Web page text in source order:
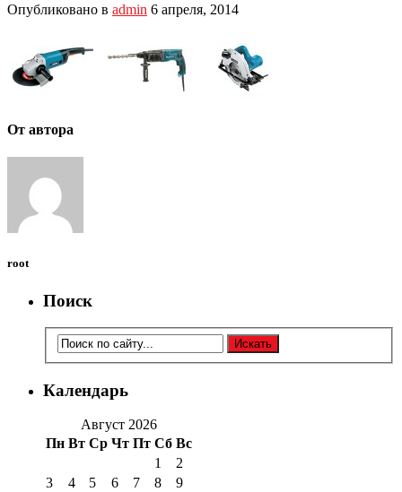
Опубликовано в admin 6 апреля, 2014
От автора
root
Поиск
Календарь
Август 2026
Пн Вт Ср Чт Пт Сб Вс
1
2
3
4 5 6 7 8
9